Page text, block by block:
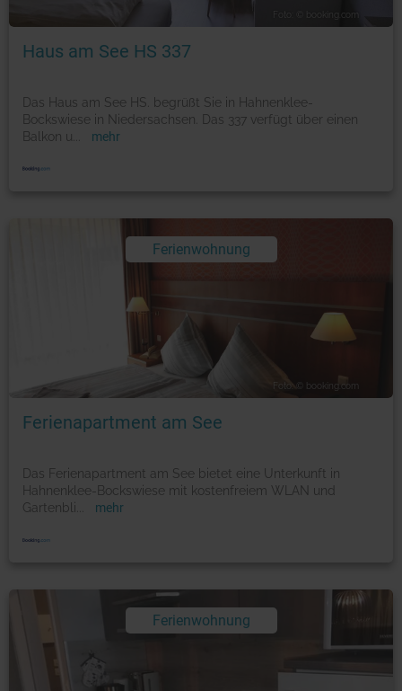
Foto: © booking.com
Haus am See HS 337
Das Haus am See HS. begrüßt Sie in Hahnenklee-
Bockswiese in Niedersachsen. Das 337 verfügt über einen
Balkon u
mehr
Ferienwohnung
Foto: © booking.com
Ferienapartment am See
Das Ferienapartment am See bietet eine Unterkunft in
Hahnenklee-Bockswiese mit kostenfreiem WLAN und
Gartenbli
mehr
Ferienwohnung